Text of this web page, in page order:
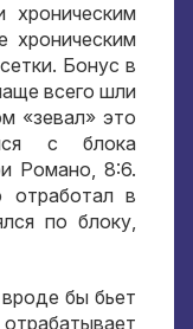
хроническим
хроническим
Бонус в
всего шли
«зевал» это
с блока
Романо, 8:6.
отработал в
по блоку,
бы бьет